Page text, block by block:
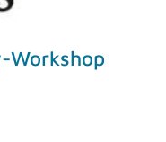
Workshop